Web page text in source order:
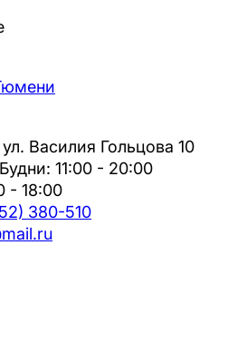
Василия Гольцова 10
Будни: 11:00 - 20:00
- 18:00
380-510